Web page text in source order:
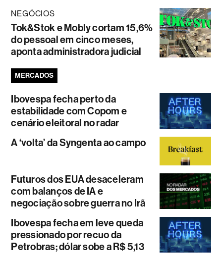
NEGÓCIOS
Tok&Stok e Mobly cortam 15,6%
do pessoal em cinco meses,
aponta administradora judicial
MERCADOS
Ibovespa fecha perto da
estabilidade com Copom e
cenário eleitoral no radar
A ‘volta’ da Syngenta ao campo
Futuros dos EUA desaceleram
com balanços de IA e
negociação sobre guerra no Irã
Ibovespa fecha em leve queda
pressionado por recuo da
Petrobras; dólar sobe a R$ 5,13